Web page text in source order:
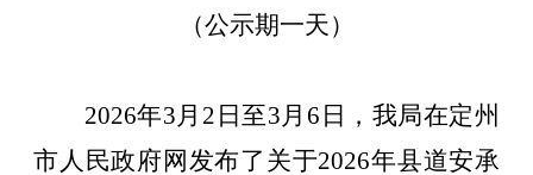
（公示期一天）
2026年3月 2 日至3月 6 日，我局在定州
市人民政府网发布了关于2026年县道安承